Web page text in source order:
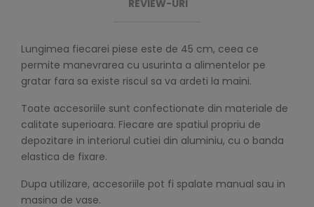
REVIEW-URI
Lungimea fiecarei piese este de 45 cm, ceea ce
permite manevrarea cu usurinta a alimentelor pe
gratar fara sa existe riscul sa va ardeti la maini.
Toate accesoriile sunt confectionate din materiale de
calitate superioara. Fiecare are spatiul propriu de
depozitare in interiorul cutiei din aluminiu, cu o banda
elastica de fixare.
Dupa utilizare, accesoriile pot fi spalate manual sau in
masina de vase.